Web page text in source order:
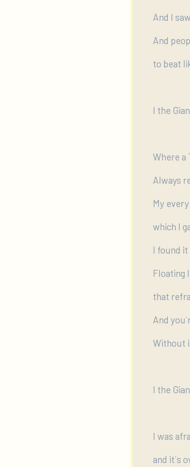
And I
And
to beat
I the
Where a
Always
My
which I
I found
Floating
that
And
Without
I the
I was
and it`s